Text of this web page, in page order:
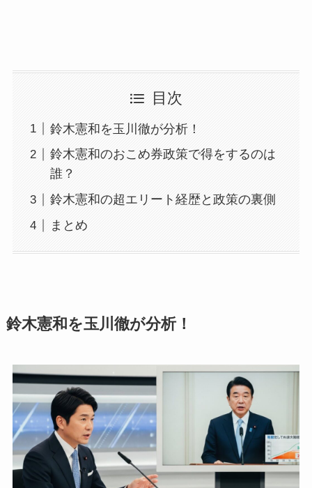
目次
鈴木憲和を玉川徹が分析！
鈴木憲和のおこめ券政策で得をするのは
誰？
鈴木憲和の超エリート経歴と政策の裏側
まとめ
鈴木憲和を玉川徹が分析！